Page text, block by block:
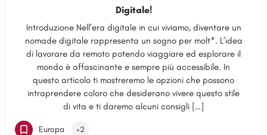
Digitale!
Introduzione Nell’era digitale in cui viviamo, diventare un
nomade digitale rappresenta un sogno per molt*. L’idea
di lavorare da remoto potendo viaggiare ed esplorare il
mondo è affascinante e sempre più accessibile. In
questo articolo ti mostreremo le opzioni che possono
intraprendere coloro che desiderano vivere questo stile
di vita e ti daremo alcuni consigli […]
Europa +2